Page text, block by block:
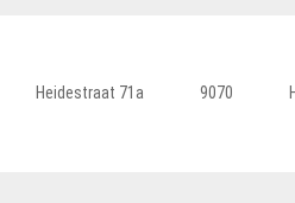
Heidestraat 71a 9070